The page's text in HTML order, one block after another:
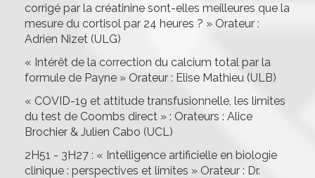
corrigé par la créatinine sont-elles meilleures que la
mesure du cortisol par 24 heures ? » Orateur :
Adrien Nizet (ULG)
« Intérêt de la correction du calcium total par la
formule de Payne » Orateur : Elise Mathieu (ULB)
« COVID-19 et attitude transfusionnelle, les limites
du test de Coombs direct » : Orateurs : Alice
Brochier & Julien Cabo (UCL)
2H51 - 3H27 : « Intelligence artificielle en biologie
clinique : perspectives et limites » Orateur : Dr.